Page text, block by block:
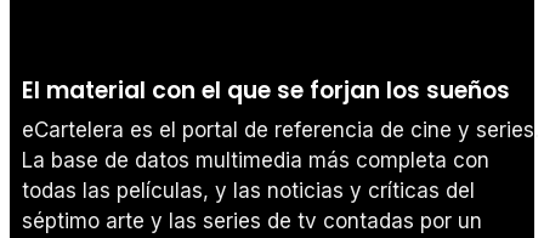
El material con el que se forjan los sueños
eCartelera es el portal de referencia de cine y series.
La base de datos multimedia más completa con
todas las películas, y las noticias y críticas del
séptimo arte y las series de tv contadas por un